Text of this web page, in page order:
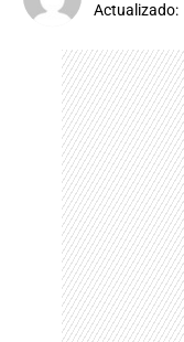
Actualizado: